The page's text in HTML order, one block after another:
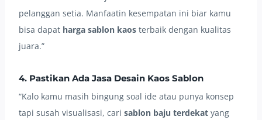
pelanggan setia. Manfaatin kesempatan ini biar kamu
bisa dapat harga sablon kaos terbaik dengan kualitas
juara.”
4. Pastikan Ada Jasa Desain Kaos Sablon
“Kalo kamu masih bingung soal ide atau punya konsep
tapi susah visualisasi, cari sablon baju terdekat yang